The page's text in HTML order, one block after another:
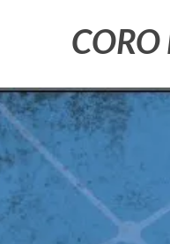
CORO